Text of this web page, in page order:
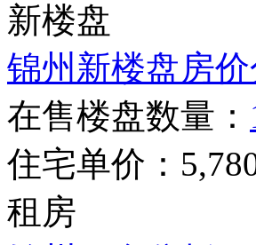
新楼盘
锦州新楼盘房
在售楼盘数量：
住宅单价：
租房